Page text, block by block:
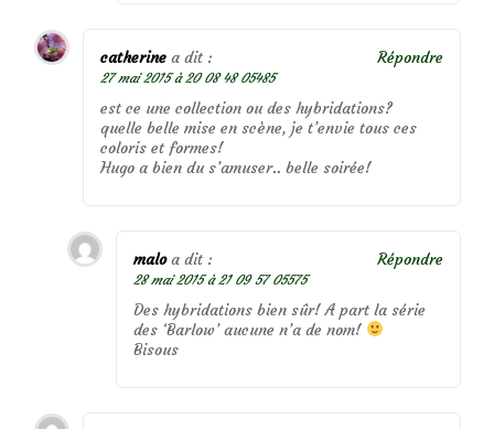
catherine a dit :
27 mai 2015 à 20 08 48 05485
est ce une collection ou des hybridations?
quelle belle mise en scène, je t’envie tous ces
coloris et formes!
Hugo a bien du s’amuser.. belle soirée!
Répondre
malo a dit :
28 mai 2015 à 21 09 57 05575
Des hybridations bien sûr! A part la série
des ‘Barlow’ aucune n’a de nom!
Bisous
Répondre